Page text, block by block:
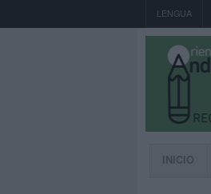
LENGUA
INICIO